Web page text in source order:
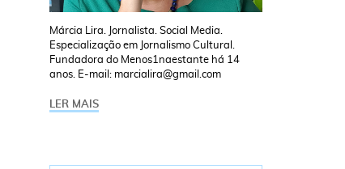
Márcia Lira. Jornalista. Social Media.
Especialização em Jornalismo Cultural.
Fundadora do Menos1naestante há 14
anos. E-mail: marcialira@gmail.com
LER MAIS